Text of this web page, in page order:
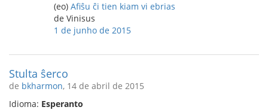
(eo) Afiŝu ĉi tien kiam vi ebrias
de Vinisus
1 de junho de 2015
Stulta ŝerco
de bkharmon, 14 de abril de 2015
Idioma: Esperanto